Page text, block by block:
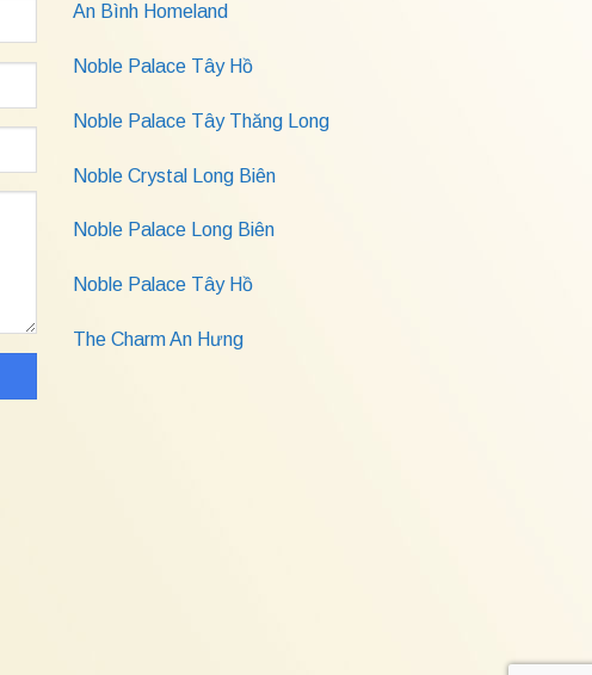
An Bình Homeland
Noble Palace Tây Hồ
Noble Palace Tây Thăng Long
Noble Crystal Long Biên
Noble Palace Long Biên
Noble Palace Tây Hồ
The Charm An Hưng